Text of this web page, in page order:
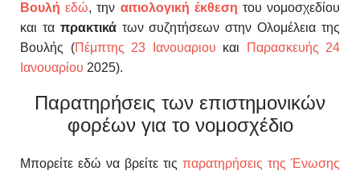
Βουλή εδώ, την αιτιολογική έκθεση του νομοσχεδίου
και τα πρακτικάτων συζητήσεων στην Ολομέλεια της
Βουλής (Πέμπτης 23 Ιανουαριου και
Παρασκευής 24
Ιανουαρίου 2025).
Παρατηρήσεις των επιστημονικών
φορέων για το νομοσχέδιο
Μπορείτε εδώ να βρείτε τις παρατηρήσεις της Ένωσης